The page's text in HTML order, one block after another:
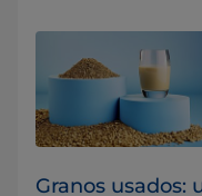
Granos usados: